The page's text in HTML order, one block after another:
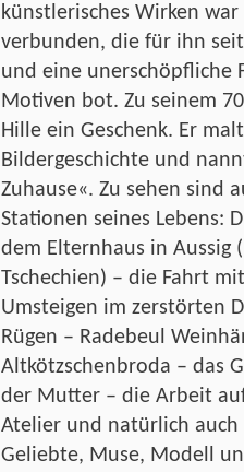
künstlerisches Wirken
verbunden, die für ihn
und eine unerschöpfliche
Motiven bot. Zu seinem
Hille ein Geschenk. Er
Bildergeschichte und
Zuhause«. Zu sehen sind
Stationen seines Lebens:
dem Elternhaus in Aussig
Tschechien) – die Fahrt
Umsteigen im zerstörten
Rügen – Radebeul
Altkötzschenbroda – das
der Mutter – die Arbeit
Atelier und natürlich auch
Geliebte, Muse, Modell